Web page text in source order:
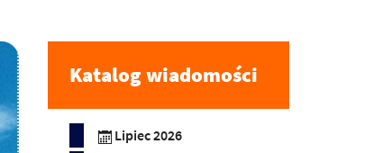
Katalog wiadomości
Lipiec 2026